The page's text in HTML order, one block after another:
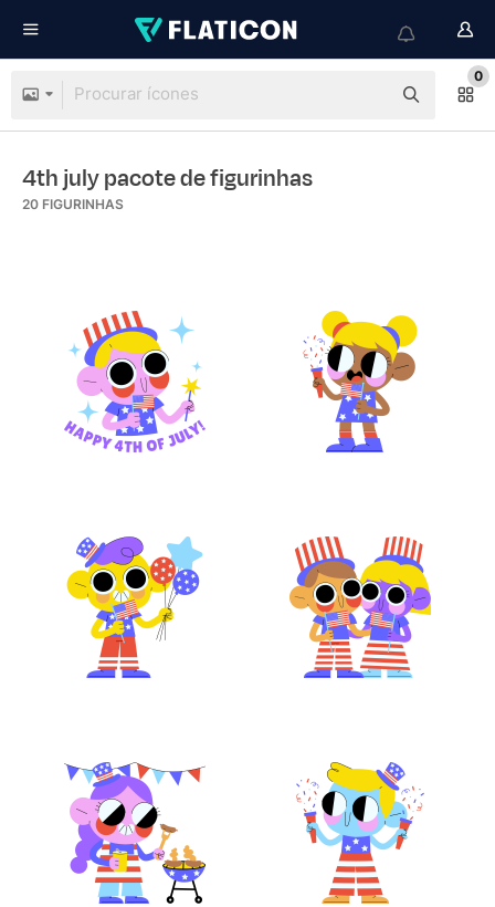
0
4th july pacote de figurinhas
20 FIGURINHAS